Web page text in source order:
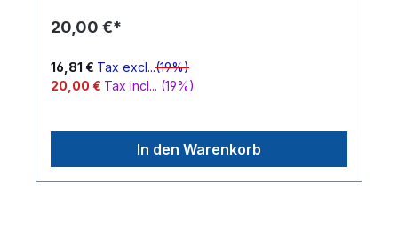
justo duo dolores et ea rebum. Stet clita kasd
ipsum dolor sit amet.
20,00 €*
20,00 € Tax incl... (19%)
16,81 € Tax excl...(19%)
In den Warenkorb